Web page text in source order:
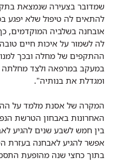
שמדובר בצעירה שנמצאת
להתאים לה טיפול שלא יפגע
אובחנה בשלביה המוקדמים,
לה לשמור על איכות חיים
ההתקפים של מחלה ובכך
במעקב במרפאה ולצד מחלתה
ומגדלת את בנותיה".
המקרה של אסנת מלמד על
בין חמש לשבע שנים להגיע
אפשר להגיע לאבחנה בעזרת
בתוך כחצי שנה מהופעת